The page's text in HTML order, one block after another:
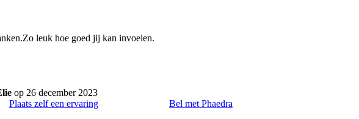
leuk hoe goed jij kan invoelen.
op 26 december 2023
Plaats zelf een ervaring
Bel met Phaedra